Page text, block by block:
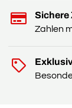
Sichere
Zahlen